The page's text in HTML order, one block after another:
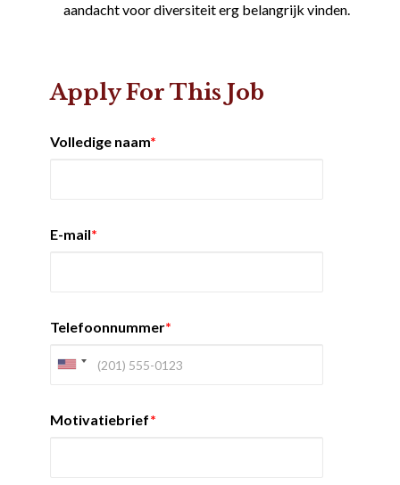
aandacht voor diversiteit erg belangrijk vinden.
Apply For This Job
Volledige naam*
E-mail*
Telefoonnummer*
Motivatiebrief*